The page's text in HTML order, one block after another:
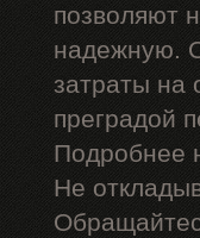
позволяют
надежную.
затраты на
преградой
Подробнее
Не